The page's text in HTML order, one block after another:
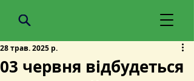
03 червня відбудеться
28 трав. 2025 р.